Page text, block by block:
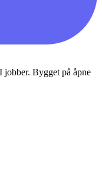
Bygget på åpne